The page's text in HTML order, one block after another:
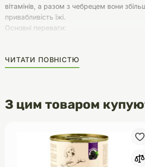
вітамінів, а разом з чебрецем вони
привабливість їжі.
Основні переваги:
необхідні інгредієнти для правильного
організму собаки
ЧИТАТИ ПОВНІСТЮ
З цим товаром